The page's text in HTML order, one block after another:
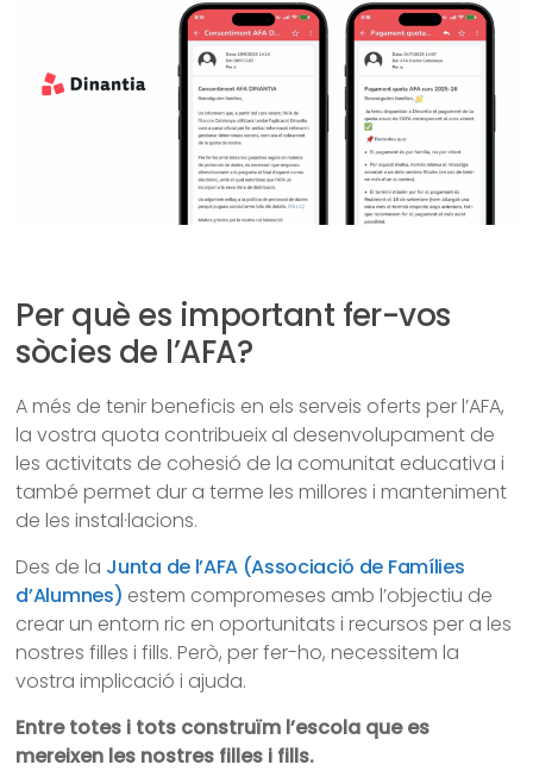
Per què es important fer-vos
sòcies de l’AFA?
A més de tenir beneficis en els serveis oferts per l’AFA,
la vostra quota contribueix al desenvolupament de
les activitats de cohesió de la comunitat educativa i
també permet dur a terme les millores i manteniment
de les instal·lacions.
Des de la Junta de l’AFA (Associació de Famílies
d’Alumnes) estem compromeses amb l’objectiu de
crear un entorn ric en oportunitats i recursos per a les
nostres filles i fills. Però, per fer-ho, necessitem la
vostra implicació i ajuda.
Entre totes i tots construïm l’escola que es
mereixen les nostres filles i fills.